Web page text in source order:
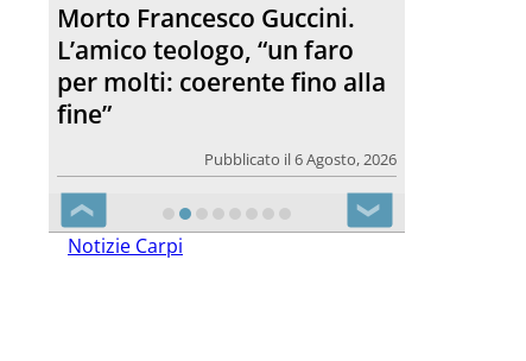
Morto Francesco Guccini.
L’amico teologo, “un faro
per molti: coerente fino alla
fine”
Pubblicato il 6 Agosto, 2026
❮ ❯
Notizie Carpi